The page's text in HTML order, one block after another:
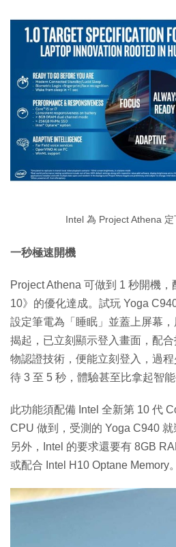
Intel 為 Project Athena 定
一秒極速開機
Project Athena 可做到 1 秒開機
10》的優化達成。試玩 Yoga
設定筆電為「睡眠」並蓋上屏幕
揭起，已立刻顯示登入畫面，配
物認證技術，便能立刻登入，過
待 3 至 5 秒，體驗甚至比拿起智能
此功能須配備 Intel 全新第 10 代
CPU 做到，受測的 Yoga C940 就
另外，Intel 的要求還要有 8GB
或配合 Intel H10 Optane Memory。